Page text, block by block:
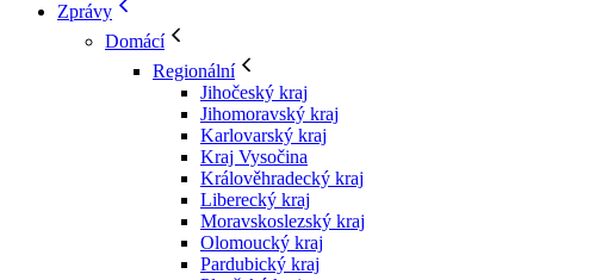
Zprávy
Domácí
Regionální
Jihočeský kraj
Jihomoravský kraj
Karlovarský kraj
Kraj Vysočina
Králověhradecký kraj
Liberecký kraj
Moravskoslezský kraj
Olomoucký kraj
Pardubický kraj